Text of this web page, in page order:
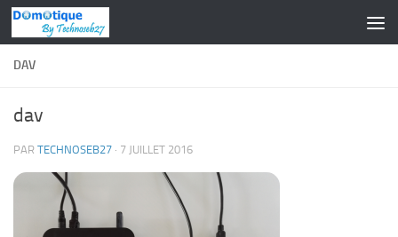
Skip to content
DAV
dav
PAR TECHNOSEB27 · 7 JUILLET 2016